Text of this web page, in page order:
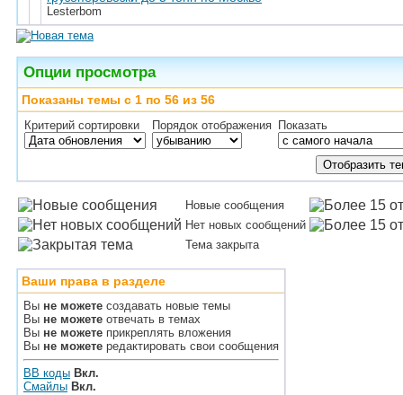
Lesterbom
Опции просмотра
Показаны темы с 1 по 56 из 56
Критерий сортировки Порядок отображения Показать
Новые сообщения
Нет новых сообщений
Тема закрыта
Ваши права в разделе
Вы не можете создавать новые темы
Вы не можете отвечать в темах
Вы не можете прикреплять вложения
Вы не можете редактировать свои сообщения
BB коды Вкл.
Смайлы Вкл.